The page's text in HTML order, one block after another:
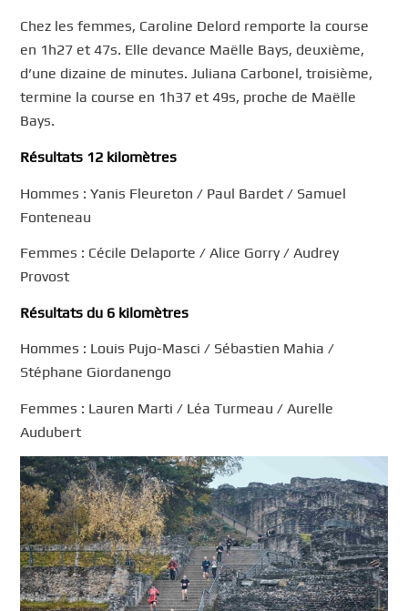
Chez les femmes, Caroline Delord remporte la course
en 1h27 et 47s. Elle devance Maëlle Bays, deuxième,
d’une dizaine de minutes. Juliana Carbonel, troisième,
termine la course en 1h37 et 49s, proche de Maëlle
Bays.
Résultats 12 kilomètres
Hommes : Yanis Fleureton / Paul Bardet / Samuel
Fonteneau
Femmes : Cécile Delaporte / Alice Gorry / Audrey
Provost
Résultats du 6 kilomètres
Hommes : Louis Pujo-Masci / Sébastien Mahia /
Stéphane Giordanengo
Femmes : Lauren Marti / Léa Turmeau / Aurelle
Audubert